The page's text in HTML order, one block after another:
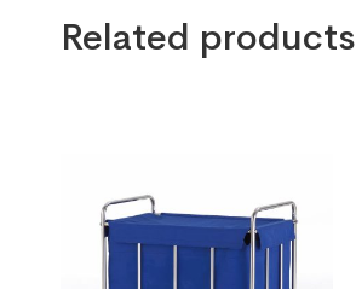
Related products